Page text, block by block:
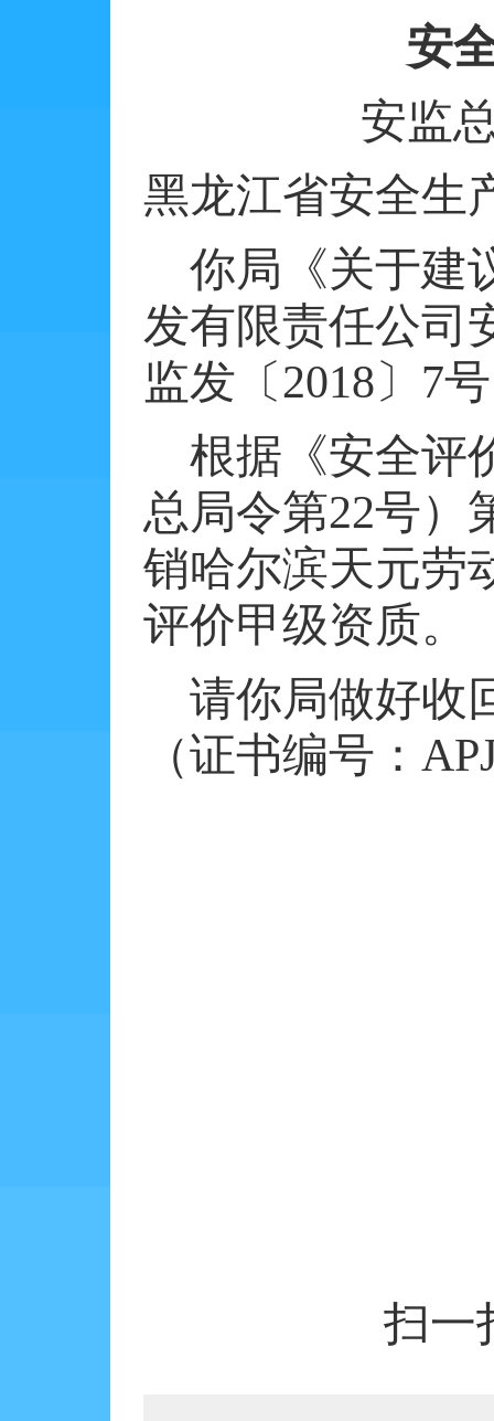
安
安监
黑龙江省安全生
你局《关于建
发有限责任公司
监发〔2018〕 7
根据《安全评
总局令第22号）
销哈尔滨天元劳
评价甲级资质。
请你局做好收
（证书编号：
扫一